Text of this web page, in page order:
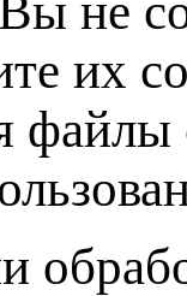
не
их